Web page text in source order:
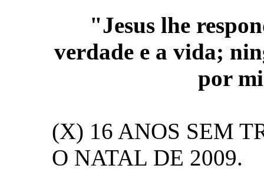
"Jesus lhe
verdade e a vida;
por
(X) 16 ANOS SEM
O NATAL DE 2009.